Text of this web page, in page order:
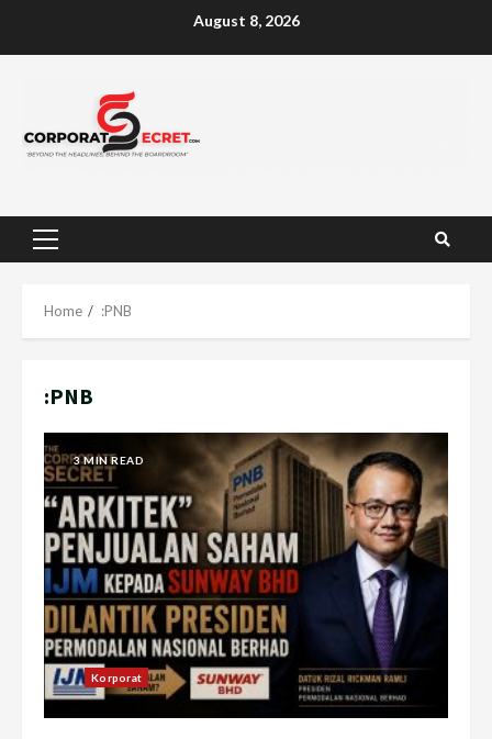
August 8, 2026
Primary
Home :PNB
:PNB
3 MIN READ
Korporat